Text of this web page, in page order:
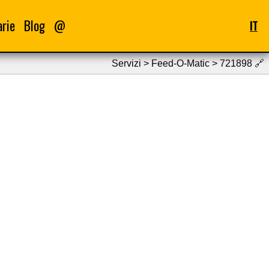
Blog @ IT
Servizi > Feed-O-Matic > 721898 🔗